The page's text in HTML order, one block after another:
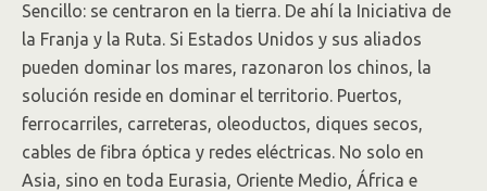
Sencillo: se centraron en la tierra. De ahí la Iniciativa de
la Franja y la Ruta. Si Estados Unidos y sus aliados
pueden dominar los mares, razonaron los chinos, la
solución reside en dominar el territorio. Puertos,
ferrocarriles, carreteras, oleoductos, diques secos,
cables de fibra óptica y redes eléctricas. No solo en
Asia, sino en toda Eurasia, Oriente Medio, África e